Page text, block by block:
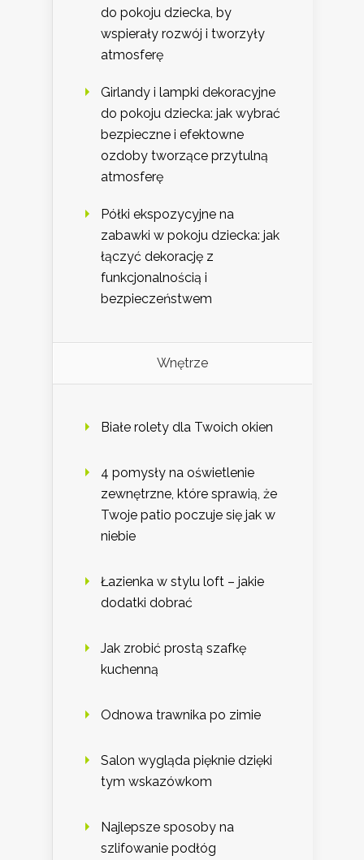
do pokoju dziecka, by
wspierały rozwój i tworzyły
atmosferę
Girlandy i lampki dekoracyjne
do pokoju dziecka: jak wybrać
bezpieczne i efektowne
ozdoby tworzące przytulną
atmosferę
Półki ekspozycyjne na
zabawki w pokoju dziecka: jak
łączyć dekorację z
funkcjonalnością i
bezpieczeństwem
Wnętrze
Białe rolety dla Twoich okien
4 pomysły na oświetlenie
zewnętrzne, które sprawią, że
Twoje patio poczuje się jak w
niebie
Łazienka w stylu loft – jakie
dodatki dobrać
Jak zrobić prostą szafkę
kuchenną
Odnowa trawnika po zimie
Salon wygląda pięknie dzięki
tym wskazówkom
Najlepsze sposoby na
szlifowanie podłóg